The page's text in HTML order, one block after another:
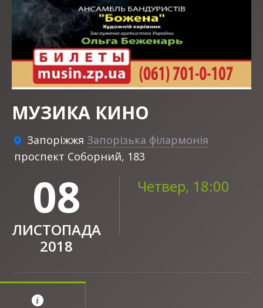
МУЗИКА КИНО
Запоріжжя Запорізька філармонія
проспект Соборний, 183
08
ЛИСТОПАДА
2018
Четвер, 18:00